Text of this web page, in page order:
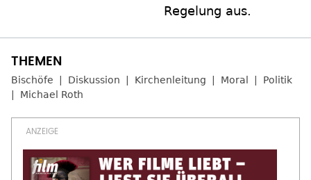
Regelung aus.
Bischöfe Diskussion Kirchenleitung Moral
Politik
Michael Roth